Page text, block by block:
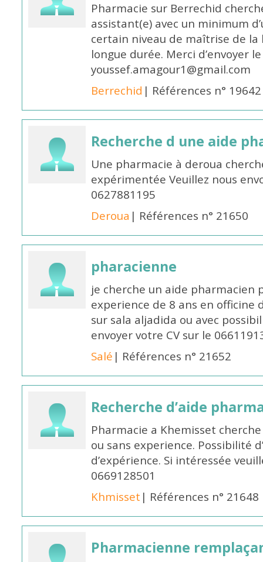
Pharmacie sur Berrechid
assistant(e) avec un minimum
certain niveau de maîtrise de
longue durée. Merci d’envoyer
youssef.amagour1@gmail.com
Berrechid | Références n° 19642
Recherche d une aide
Une pharmacie à deroua
expérimentée Veuillez nous
0627881195
Deroua | Références n° 21650
pharacienne
je cherche un aide pharmacien
experience de 8 ans en
sur sala aljadida ou avec
envoyer votre CV sur le
Salé | Références n° 21652
Recherche d’aide
Pharmacie a Khemisset
ou sans experience. Possibilité
d’expérience. Si intéressée
0669128501
Khmisset | Références n° 21648
Pharmacienne